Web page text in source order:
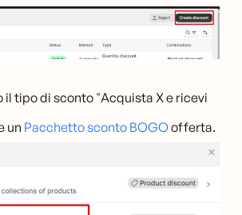
il tipo di sconto "Acquista X e ricevi
un Pacchetto sconto BOGOofferta.